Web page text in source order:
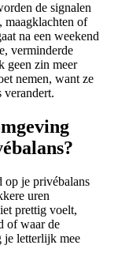
de signalen
maagklachten of
na een weekend
verminderde
geen zin meer
nemen, want ze
verandert.
je privébalans
uren
prettig voelt,
of waar de
je letterlijk mee